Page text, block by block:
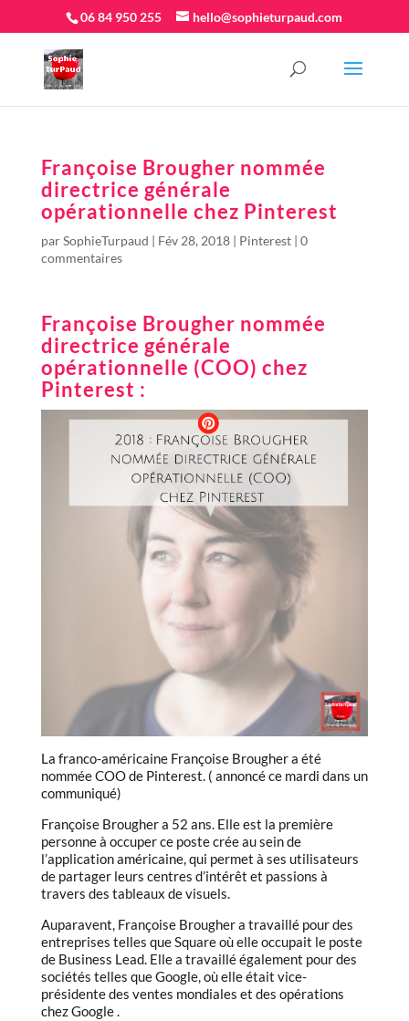
06 84 950 255 hello@sophieturpaud.com
Françoise Brougher nommée
directrice générale
opérationnelle chez Pinterest
parSophieTurpaud | Fév 28, 2018| Pinterest| 0
commentaires
Françoise Brougher nommée
directrice générale
opérationnelle (COO) chez
Pinterest :
La franco-américaine Françoise Brougher a été
nommée COO de Pinterest. ( annoncé ce mardi dans un
communiqué)
Françoise Brougher a 52 ans. Elle est la première
personne à occuper ce poste crée au sein de
l’application américaine, qui permet à ses utilisateurs
de partager leurs centres d’intérêt et passions à
travers des tableaux de visuels.
Auparavent, Françoise Brougher a travaillé pour des
entreprises telles que Square où elle occupait le poste
de Business Lead. Elle a travaillé également pour des
sociétés telles que Google, où elle était vice-
présidente des ventes mondiales et des opérations
chez Google .